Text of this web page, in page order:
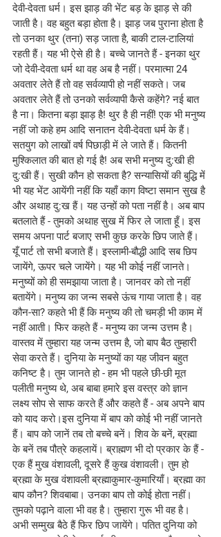
देवी-देवता धर्म। इस झाड़ की भेंट बड़ के झाड़ से की
जाती है। वह बहुत बड़ा होता है। झाड़ जब पुराना होता है
तो उनका थुर (तना) सड़ जाता है, बाकी टाल-टालियां
रहती हैं। यह भी ऐसे ही है। बच्चे जानते हैं - इनका थुर
जो देवी-देवता धर्म था वह अब है नहीं। परमात्मा 24
अवतार लेते हैं तो वह सर्वव्यापी हो नहीं सकते। जब
अवतार लेते हैं तो उनको सर्वव्यापी कैसे कहेंगे? नई बात
है ना। कितना बड़ा झाड़ है! थुर है ही नहीं! एक भी मनुष्य
नहीं जो कहे हम आदि सनातन देवी-देवता धर्म के हैं।
सतयुग को लाखों वर्ष पिछाड़ी में ले जाते हैं। कितनी
मुश्किलात की बात हो गई है! अब सभी मनुष्य दु:खी ही
दु:खी हैं। सुखी कौन हो सकता है? सन्यासियों की बुद्धि में
भी यह भेंट आयेंगी नहीं कि यहाँ काग विष्टा समान सुख है
और अथाह दु:ख हैं। यह उन्हों को पता नहीं है। अब बाप
बतलाते हैं - तुमको अथाह सुख में फिर ले जाता हूँ। इस
समय अपना पार्ट बजाए सभी कुछ करके छिप जाते हैं।
यूँ पार्ट तो सभी बजाते हैं। इस्लामी-बौद्धी आदि सब छिप
जायेंगे, ऊपर चले जायेंगे। यह भी कोई नहीं जानते।
मनुष्यों को ही समझाया जाता है। जानवर को तो नहीं
बतायेंगे। मनुष्य का जन्म सबसे ऊंच गाया जाता है। वह
कौन-सा? कहते भी हैं कि मनुष्य की तो चमड़ी भी काम में
नहीं आती। फिर कहते हैं - मनुष्य का जन्म उत्तम है।
वास्तव में तुम्हारा यह जन्म उत्तम है, जो बाप बैठ तुम्हारी
सेवा करते हैं। दुनिया के मनुष्यों का यह जीवन बहुत
कनिष्ट है। तुम जानते हो - हम भी पहले छी-छी मूत
पलीती मनुष्य थे, अब बाबा हमारे इस वस्त्र को ज्ञान
लक्ष्य सोप से साफ करते हैं और कहते हैं - अब अपने बाप
को याद करो।इस दुनिया में बाप को कोई भी नहीं जानते
हैं। बाप को जानें तब तो बच्चे बनें। शिव के बनें, ब्रह्मा
के बनें तब पौत्रे कहलायें। ब्राह्मण भी दो प्रकार के हैं -
एक हैं मुख वंशावली, दूसरे हैं कुख वंशावली। तुम हो
ब्रह्मा के मुख वंशावली ब्रह्माकुमार-कुमारियाँ। ब्रह्मा का
बाप कौन? शिवबाबा। उनका बाप तो कोई होता नहीं।
तुमको पढ़ाने वाला भी वह है। तुम्हारा गुरू भी वह है।
अभी सम्मुख बैठे हैं फिर छिप जायेंगे। पतित दुनिया को